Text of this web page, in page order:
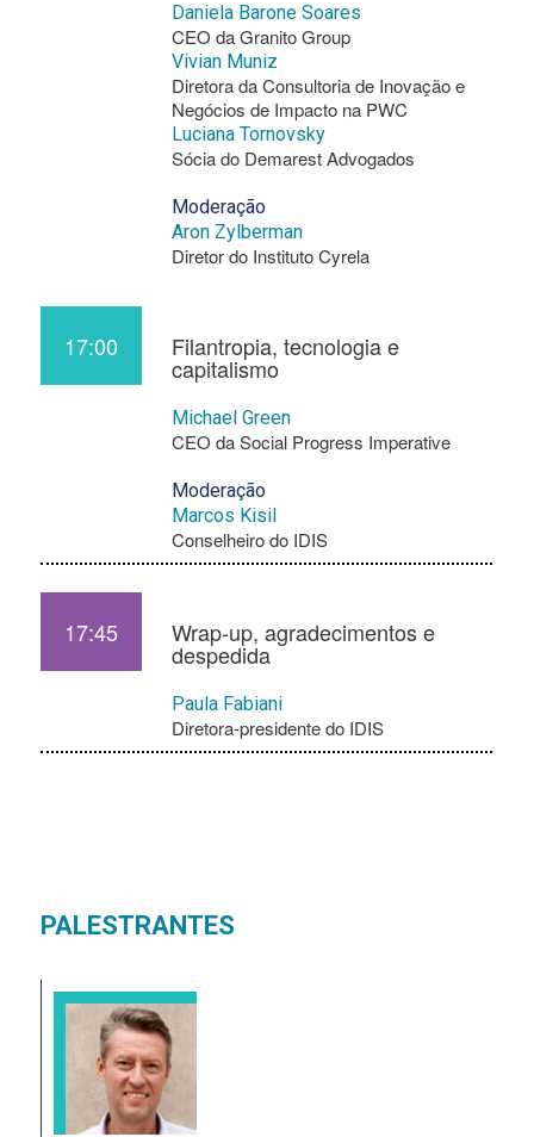
Daniela Barone Soares
CEO da Granito Group
Vivian Muniz
Diretora da Consultoria de Inovação e
Negócios de Impacto na PWC
Luciana Tornovsky
Sócia do Demarest Advogados
Moderação
Aron Zylberman
Diretor do Instituto Cyrela
17:00 Filantropia, tecnologia e
capitalismo
Michael Green
CEO da Social Progress Imperative
Moderação
Marcos Kisil
Conselheiro do IDIS
17:45 Wrap-up, agradecimentos e
despedida
Paula Fabiani
Diretora-presidente do IDIS
PALESTRANTES